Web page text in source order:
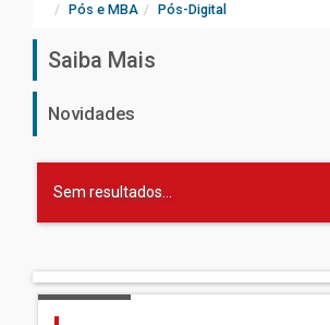
Pós e MBA
Pós-Digital
Saiba Mais
Novidades
Sem resultados...